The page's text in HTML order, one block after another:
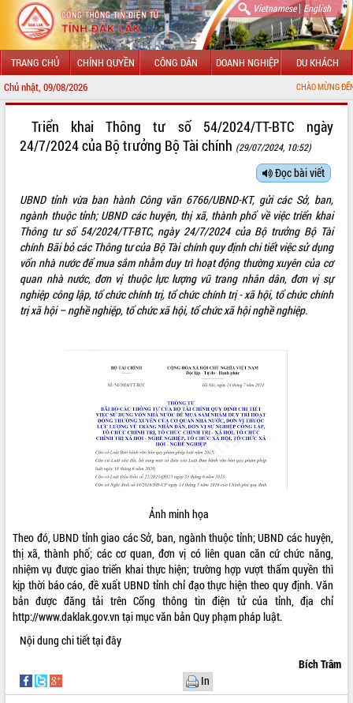
Vietnamese| English
TRANG CHỦ CHÍNH QUYỀN CÔNG DÂN DOANH NGHIỆP DU KHÁCH
Chủ nhật, 09/08/2026 CHÀO MỪNG ĐẾN VỚI
LÃNH ĐẠO UBND TỈNH
SỞ, BAN, NGÀNH
UBND CÁC XÃ, PHƯỜNG
THÔNG TIN CHỈ ĐẠO ĐIỀU HÀNH
HỆ THỐNG VĂN BẢN
QUY HOẠCH - KẾ HOẠCH
​ Triển khai Thông tư số 54/2024/TT-BTC ngày
24/7/2024 của Bộ trưởng Bộ Tài chính (29/07/2024, 10:52)
Đọc bài viết
UBND tỉnh vừa ban hành Công văn 6766/UBND-KT, gửi các Sở, ban,
ngành thuộc tỉnh; UBND các huyện, thị xã, thành phố về việc triển khai
Thông tư số 54/2024/TT-BTC, ngày 24/7/2024 của Bộ trưởng Bộ Tài
chính Bãi bỏ các Thông tư của Bộ Tài chính quy định chi tiết việc sử dụng
vốn nhà nước để mua sắm nhằm duy trì hoạt động thường xuyên của cơ
quan nhà nước, đơn vị thuộc lực lượng vũ trang nhân dân, đơn vị sự
nghiệp công lập, tổ chức chính trị, tổ chức chính trị - xã hội, tổ chức chính
trị xã hội – nghề nghiệp, tổ chức xã hội, tổ chức xã hội nghề nghiệp.
Ảnh minh họa
Theo đó, UBND tỉnh giao các Sở, ban, ngành thuộc tỉnh; UBND các huyện,
thị xã, thành phố; các cơ quan, đơn vị có liên quan căn cứ chức năng,
nhiệm vụ được giao triển khai thực hiện; trường hợp vượt thẩm quyền thì
kịp thời báo cáo, đề xuất UBND tỉnh chỉ đạo thực hiện theo quy định. Văn
bản được đăng tải trên Cổng thông tin điện tử của tỉnh, địa chỉ
http://www.daklak.gov.vn tại mục văn bản Quy phạm pháp luật.
Nội dung chi tiếttại đây
Bích Trâm
In